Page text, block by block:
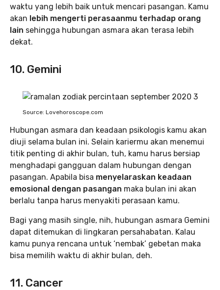
waktu yang lebih baik untuk mencari pasangan. Kamu
akan lebih mengerti perasaanmu terhadap orang
lain sehingga hubungan asmara akan terasa lebih
dekat.
10. Gemini
Source: Lovehoroscope.com
Hubungan asmara dan keadaan psikologis kamu akan
diuji selama bulan ini. Selain kariermu akan menemui
titik penting di akhir bulan, tuh, kamu harus bersiap
menghadapi gangguan dalam hubungan dengan
pasangan. Apabila bisa menyelaraskan keadaan
emosional dengan pasangan maka bulan ini akan
berlalu tanpa harus menyakiti perasaan kamu.
Bagi yang masih single, nih, hubungan asmara Gemini
dapat ditemukan di lingkaran persahabatan. Kalau
kamu punya rencana untuk ‘nembak’ gebetan maka
bisa memilih waktu di akhir bulan, deh.
11. Cancer